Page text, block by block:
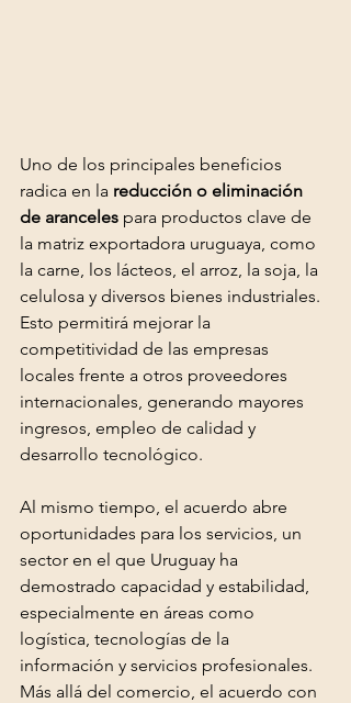
Uno de los principales beneficios
radica en la reducción o eliminación
de aranceles para productos clave de
la matriz exportadora uruguaya, como
la carne, los lácteos, el arroz, la soja, la
celulosa y diversos bienes industriales.
Esto permitirá mejorar la
competitividad de las empresas
locales frente a otros proveedores
internacionales, generando mayores
ingresos, empleo de calidad y
desarrollo tecnológico.
Al mismo tiempo, el acuerdo abre
oportunidades para los servicios, un
sector en el que Uruguay ha
demostrado capacidad y estabilidad,
especialmente en áreas como
logística, tecnologías de la
información y servicios profesionales.
Más allá del comercio, el acuerdo con